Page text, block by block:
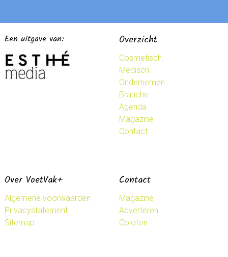
Een uitgave van: Overzicht
Cosmetisch
Medisch
Ondernemen
Branche
Agenda
Magazine
Contact
Over VoetVak+
Algemene voorwaarden
Privacystatement
Sitemap
Contact
Magazine
Adverteren
Colofon